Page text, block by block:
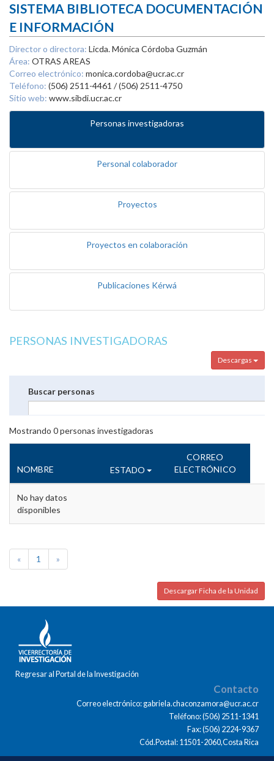
SISTEMA BIBLIOTECA DOCUMENTACIÓN
E INFORMACIÓN
Director o directora: Licda. Mónica Córdoba Guzmán
Área: OTRAS AREAS
Correo electrónico: monica.cordoba@ucr.ac.cr
Teléfono: (506) 2511-4461 / (506) 2511-4750
Sitio web: www.sibdi.ucr.ac.cr
Personas investigadoras
Personal colaborador
Proyectos
Proyectos en colaboración
Publicaciones Kérwá
PERSONAS INVESTIGADORAS
Descargas
Buscar personas
Mostrando 0personas investigadoras
NOMBRE ESTADO
CORREO
ELECTRÓNICO
No hay datos
disponibles
« 1 »
Descargar Ficha de la Unidad
Regresar al Portal de la Investigación
Contacto
Correo electrónico: gabriela.chaconzamora@ucr.ac.cr
Teléfono: (506) 2511-1341
Fax: (506) 2224-9367
Cód.Postal: 11501-2060,Costa Rica